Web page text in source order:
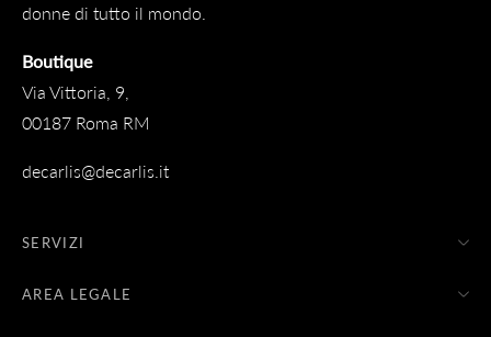
donne di tutto il mondo.
Boutique
Via Vittoria, 9,
00187 Roma RM
decarlis@decarlis.it
SERVIZI
AREA LEGALE